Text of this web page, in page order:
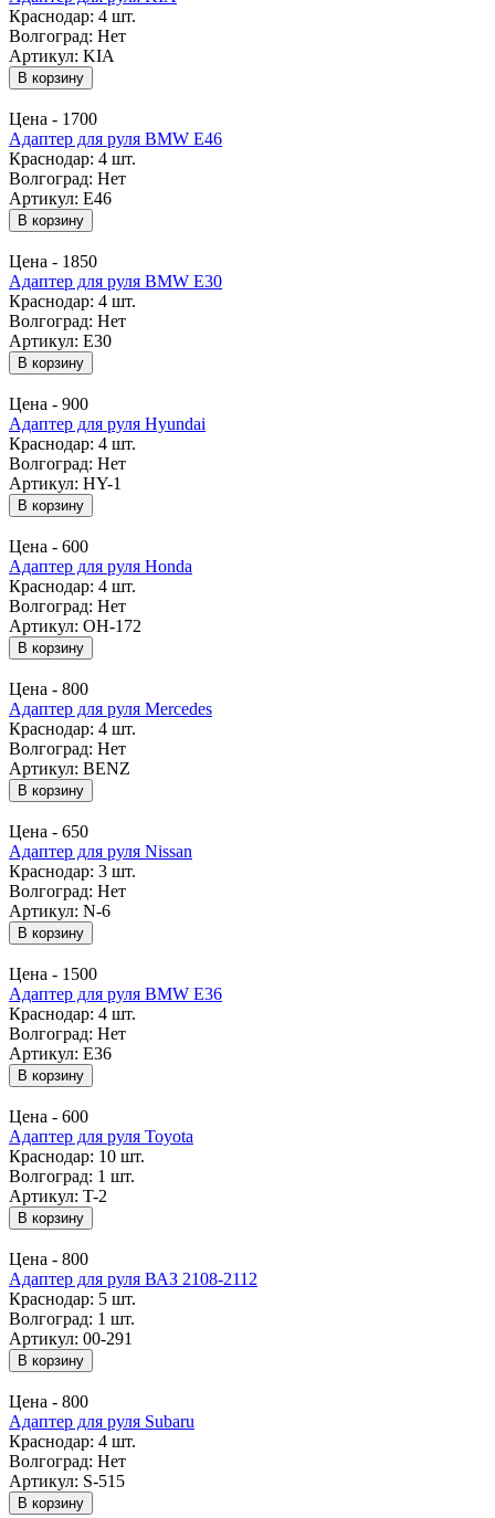
Краснодар: 4 шт.
Волгоград: Нет
Артикул: KIA
В корзину
Цена - 1700
Адаптер для руля BMW E46
Краснодар: 4 шт.
Волгоград: Нет
Артикул: E46
В корзину
Цена - 1850
Адаптер для руля BMW E30
Краснодар: 4 шт.
Волгоград: Нет
Артикул: E30
В корзину
Цена - 900
Адаптер для руля Hyundai
Краснодар: 4 шт.
Волгоград: Нет
Артикул: HY-1
В корзину
Цена - 600
Адаптер для руля Honda
Краснодар: 4 шт.
Волгоград: Нет
Артикул: OH-172
В корзину
Цена - 800
Адаптер для руля Mercedes
Краснодар: 4 шт.
Волгоград: Нет
Артикул: BENZ
В корзину
Цена - 650
Адаптер для руля Nissan
Краснодар: 3 шт.
Волгоград: Нет
Артикул: N-6
В корзину
Цена - 1500
Адаптер для руля BMW E36
Краснодар: 4 шт.
Волгоград: Нет
Артикул: E36
В корзину
Цена - 600
Адаптер для руля Toyota
Краснодар: 10 шт.
Волгоград: 1 шт.
Артикул: T-2
В корзину
Цена - 800
Адаптер для руля ВАЗ 2108-2112
Краснодар: 5 шт.
Волгоград: 1 шт.
Артикул: 00-291
В корзину
Цена - 800
Адаптер для руля Subaru
Краснодар: 4 шт.
Волгоград: Нет
Артикул: S-515
В корзину